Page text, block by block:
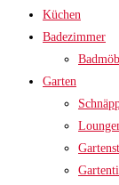
Küchen
Badezimmer
Garten